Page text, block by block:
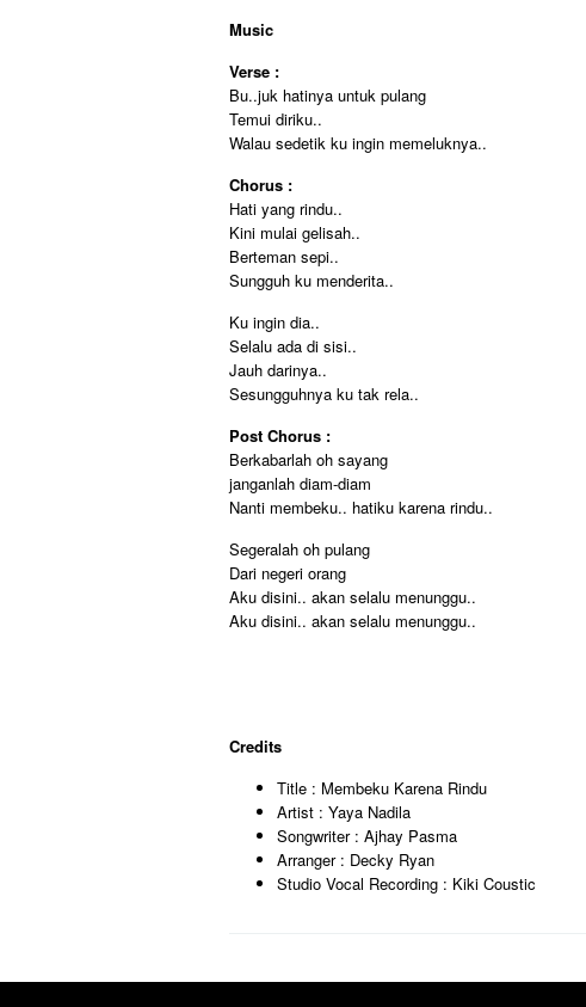
Music
Verse :
Bu..juk hatinya untuk pulang
Temui diriku..
Walau sedetik ku ingin memeluknya..
Chorus :
Hati yang rindu..
Kini mulai gelisah..
Berteman sepi..
Sungguh ku menderita..
Ku ingin dia..
Selalu ada di sisi..
Jauh darinya..
Sesungguhnya ku tak rela..
Post Chorus :
Berkabarlah oh sayang
janganlah diam-diam
Nanti membeku.. hatiku karena rindu..
Segeralah oh pulang
Dari negeri orang
Aku disini.. akan selalu menunggu..
Aku disini.. akan selalu menunggu..
Credits
Title : Membeku Karena Rindu
Artist : Yaya Nadila
Songwriter : Ajhay Pasma
Arranger : Decky Ryan
Studio Vocal Recording : Kiki Coustic